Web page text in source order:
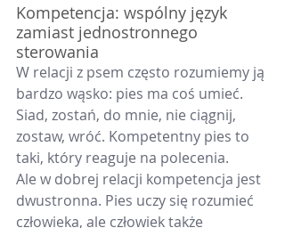
Kompetencja: wspólny język
zamiast jednostronnego
sterowania
W relacji z psem często rozumiemy ją
bardzo wąsko: pies ma coś umieć.
Siad, zostań, do mnie, nie ciągnij,
zostaw, wróć. Kompetentny pies to
taki, który reaguje na polecenia.
Ale w dobrej relacji kompetencja jest
dwustronna. Pies uczy się rozumieć
człowieka, ale człowiek także